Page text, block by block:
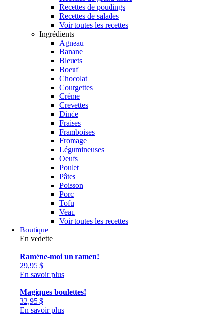
Recettes de poudings
Recettes de salades
Voir toutes les recettes
Ingrédients
Agneau
Banane
Bleuets
Boeuf
Chocolat
Courgettes
Crème
Crevettes
Dinde
Fraises
Framboises
Fromage
Légumineuses
Oeufs
Poulet
Pâtes
Poisson
Porc
Tofu
Veau
Voir toutes les recettes
Boutique
En vedette
Ramène-moi un ramen!
29,95 $
En savoir plus
Magiques boulettes!
32,95 $
En savoir plus